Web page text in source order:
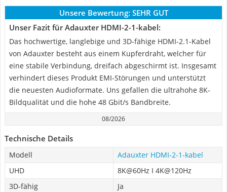
Unsere Bewertung: SEHR GUT
Unser Fazit für Adauxter HDMI-2-1-kabel:
Das hochwertige, langlebige und 3D-fähige HDMI-2.1-Kabel
von Adauxter besteht aus einem Kupferdraht, welcher für
eine stabile Verbindung, dreifach abgeschirmt ist. Insgesamt
verhindert dieses Produkt EMI-Störungen und unterstützt
die neuesten Audioformate. Uns gefallen die ultrahohe 8K-
Bildqualität und die hohe 48 Gbit/s Bandbreite.
08/2026
Technische Details
Modell
Adauxter HDMI-2-1-kabel
UHD
8K@60Hz I 4K@120Hz
3D-fähig
Ja